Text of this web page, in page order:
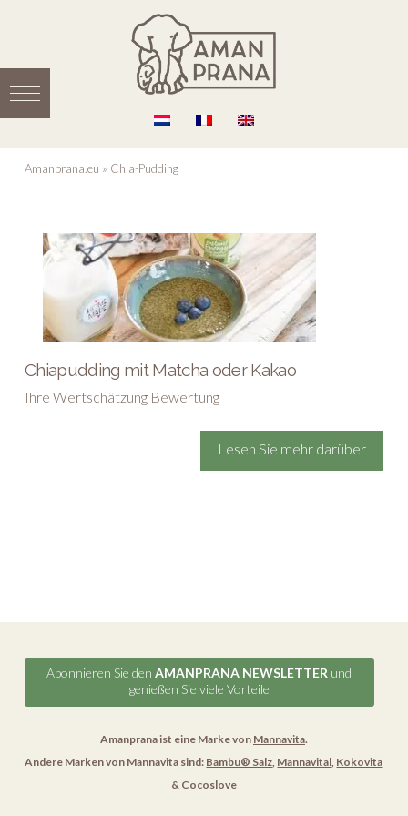
Amanprana.eu » Chia-Pudding
Chiapudding mit Matcha oder Kakao
Ihre Wertschätzung Bewertung
Lesen Sie mehr darüber
Abonnieren Sie denAMANPRANA NEWSLETTER und
genießen Sie viele Vorteile
Amanprana ist eine Marke von Mannavita.
Andere Marken von Mannavita sind: Bambu® Salz, Mannavital, Kokovita
& Cocoslove